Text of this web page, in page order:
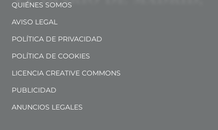
QUIÉNES SOMOS
AVISO LEGAL
POLÍTICA DE PRIVACIDAD
POLÍTICA DE COOKIES
LICENCIA CREATIVE COMMONS
PUBLICIDAD
ANUNCIOS LEGALES